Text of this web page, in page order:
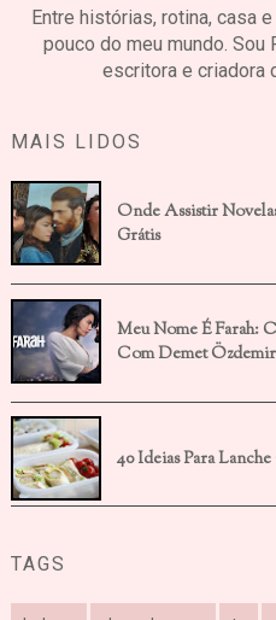
Entre histórias, rotina, casa
pouco do meu mundo. Sou
escritora e criadora
MAIS LIDOS
Onde Assistir
Grátis
Meu Nome É Farah:
Com Demet
40 Ideias Para
TAGS